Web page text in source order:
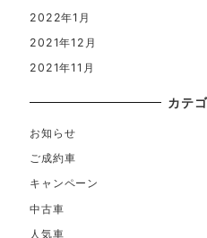
2022年1月
2021年12月
2021年11月
カテ
お知らせ
ご成約車
キャンペーン
中古車
人気車